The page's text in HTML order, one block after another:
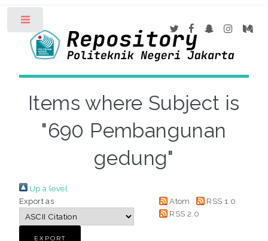
Items where Subject is
"690 Pembangunan
gedung"
Up a level
Export as
Atom
RSS 1.0
RSS 2.0